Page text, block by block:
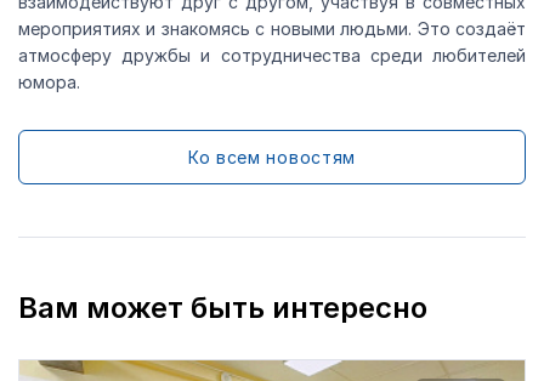
мероприятиях и знакомясь с новыми людьми. Это создаёт
атмосферу дружбы и сотрудничества среди любителей
юмора.
Ко всем новостям
Вам может быть интересно